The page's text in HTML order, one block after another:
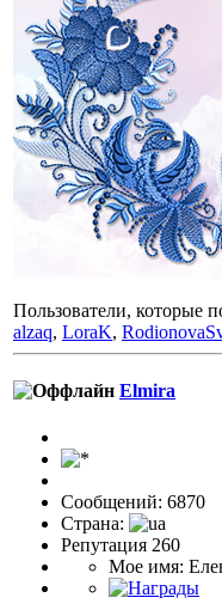
Пользователи, которые
alzaq, LoraK,
Elmira
Сообщений: 6870
Страна:
Репутация 260
Мое имя: